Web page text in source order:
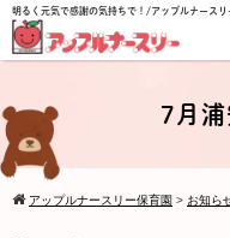
明るく元気で感謝の気持ちで！/アップルナースリ
7月
アップルナースリー保育園 > お知ら